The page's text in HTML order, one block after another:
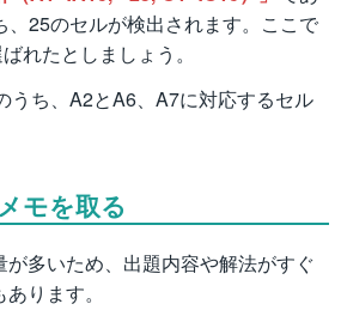
25のセルが検出されます。ここで
れたとしましょう。
うち、A2とA6、A7に対応するセル
モを取る
多いため、出題内容や解法がすぐ
ります。